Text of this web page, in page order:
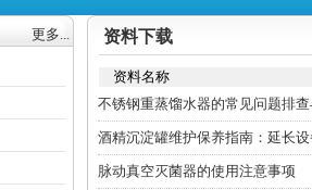
更多... 资料下载
资料名称
不锈钢重蒸馏水器的常见问题排
酒精沉淀罐维护保养指南：延长
脉动真空灭菌器的使用注意事项